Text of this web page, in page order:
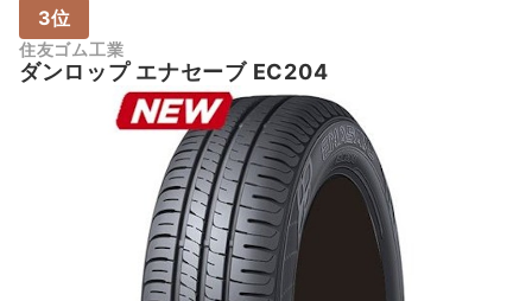
3位
住友ゴム工業
ダンロップ エナセーブ EC204